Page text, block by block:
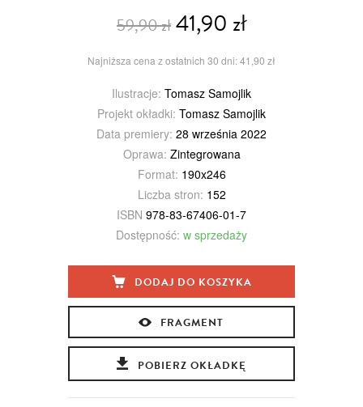
59,90 zł41,90 zł
Najniższa cena z ostatnich 30 dni: 41,90 zł
Ilustracje: Tomasz Samojlik
Projekt okładki: Tomasz Samojlik
Data premiery: 28 września 2022
Oprawa: Zintegrowana
Format: 190x246
Liczba stron: 152
ISBN 978-83-67406-01-7
Dostępność: w sprzedaży
DODAJ DO KOSZYKA
FRAGMENT
POBIERZ OKŁADKĘ